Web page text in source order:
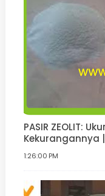
PASIR ZEOLIT:
Kekurangannya
Anjing, Hamster,
1:26:00 PM